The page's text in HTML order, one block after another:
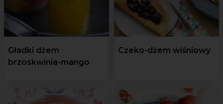
Gładki dżem
brzoskwinia-mango
Czeko-dżem wiśniowy